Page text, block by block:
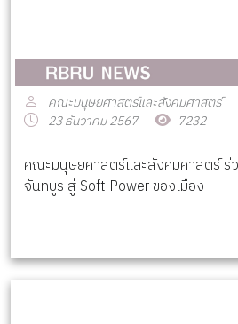
คณะมนุษยศาสตร์และสังคมศาสตร์
23 ธันวาคม 2567
7232
คณะมนุษยศาสตร์และสังคมศาสตร์ ร่
จันทบูร สู่ Soft Power ของเมือง